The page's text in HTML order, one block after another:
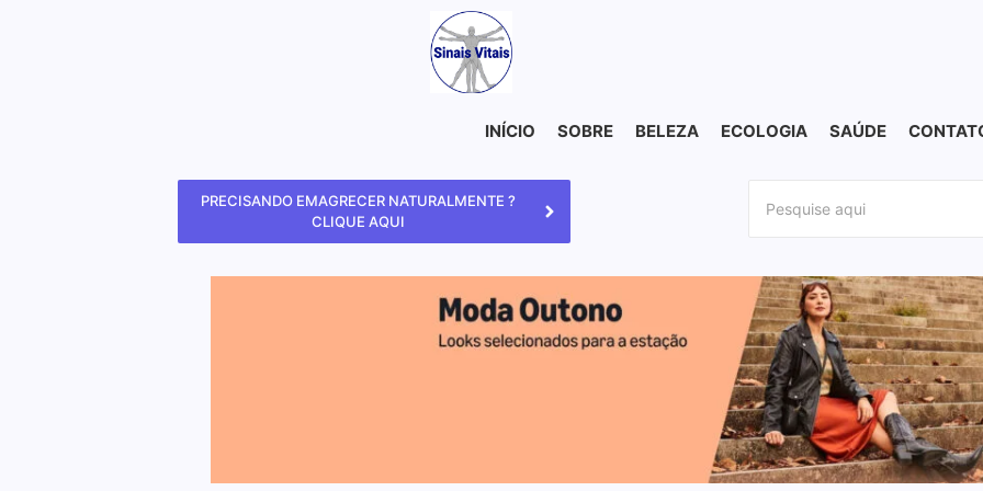
INÍCIO SOBRE BELEZA ECOLOGIA SAÚDE
PRECISANDO EMAGRECER NATURALMENTE ?
CLIQUE AQUI